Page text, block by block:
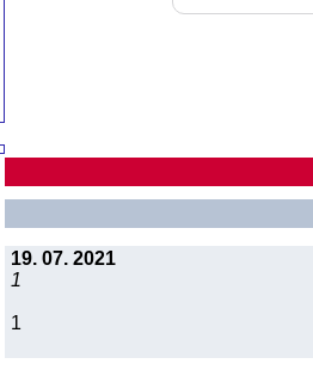
19. 07. 2021
1
1